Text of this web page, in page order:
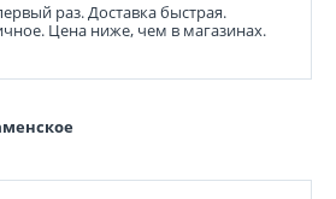
раз. Доставка быстрая.
Цена ниже, чем в магазинах.